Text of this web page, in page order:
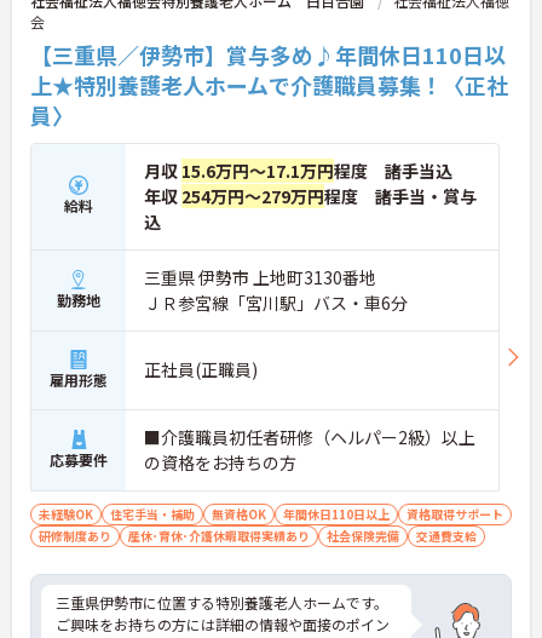
会
【三重県／伊勢市】賞与多め♪年間休日110日以
上★特別養護老人ホームで介護職員募集！〈正社
員〉
給料
月収 15.6万円～17.1万円程度 諸手当込
年収 254万円～279万円程度 諸手当・賞与
込
勤務地
三重県 伊勢市 上地町3130番地
ＪＲ参宮線「宮川駅」バス・車6分
雇用形態 正社員(正職員)
応募要件
■介護職員初任者研修（ヘルパー2級）以上
の資格をお持ちの方
未経験OK 住宅手当・補助 無資格OK 年間休日110日以上
資格取得サポート
研修制度あり
産休･育休･介護休暇取得実績あり 社会保険完備 交通費支給
三重県伊勢市に位置する特別養護老人ホームです。
ご興味をお持ちの方には詳細の情報や面接のポイン